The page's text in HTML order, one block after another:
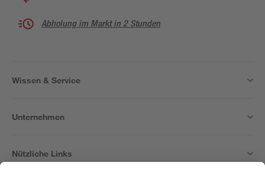
Abholung im Markt in 2 Stunden
Wissen & Service
Unternehmen
Nützliche Links